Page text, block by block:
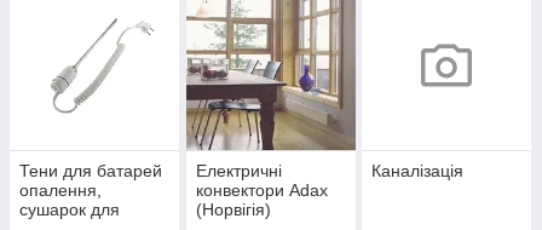
Тени для батарей
опалення,
сушарок для
Електричні
конвектори Adax
(Норвігія)
Каналізація